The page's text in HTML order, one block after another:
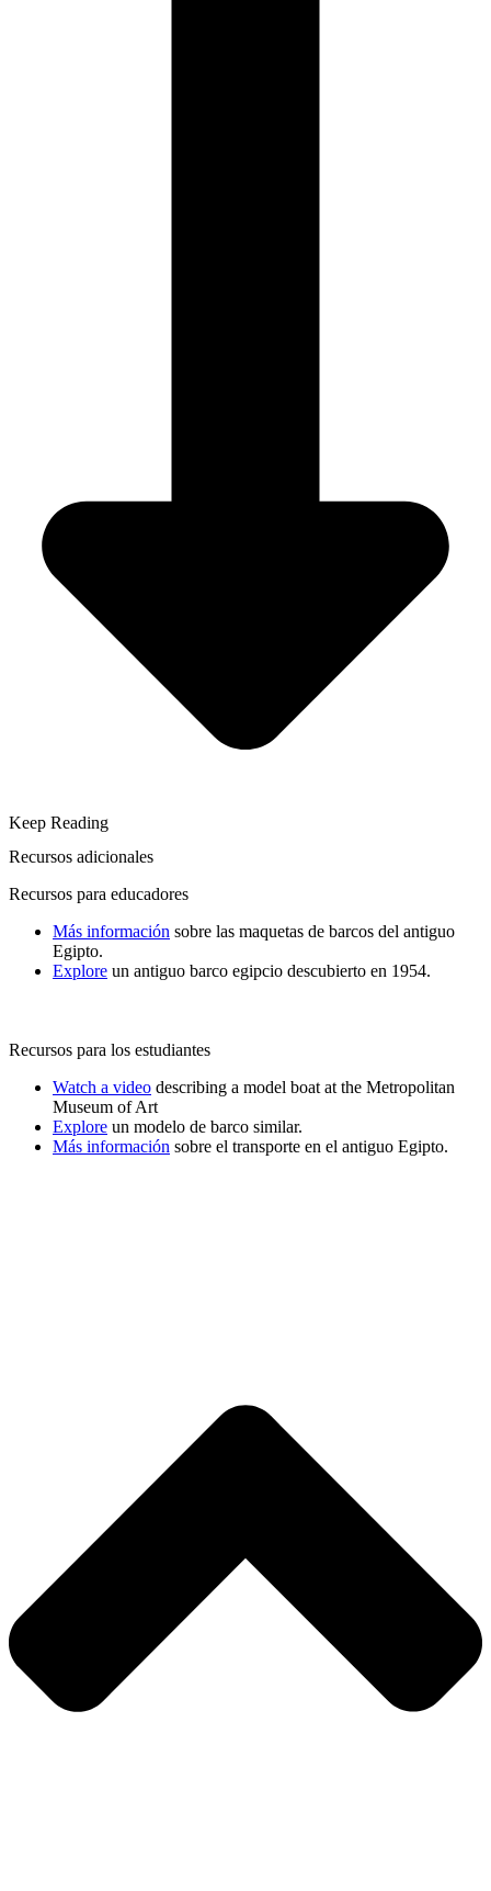
Keep Reading
Recursos adicionales
Recursos para educadores
Más información sobre las maquetas de barcos del antiguo
Egipto.
Explore un antiguo barco egipcio descubierto en 1954.
Recursos para los estudiantes
Watch a video describing a model boat at the Metropolitan
Museum of Art
Explore un modelo de barco similar.
Más información sobre el transporte en el antiguo Egipto.